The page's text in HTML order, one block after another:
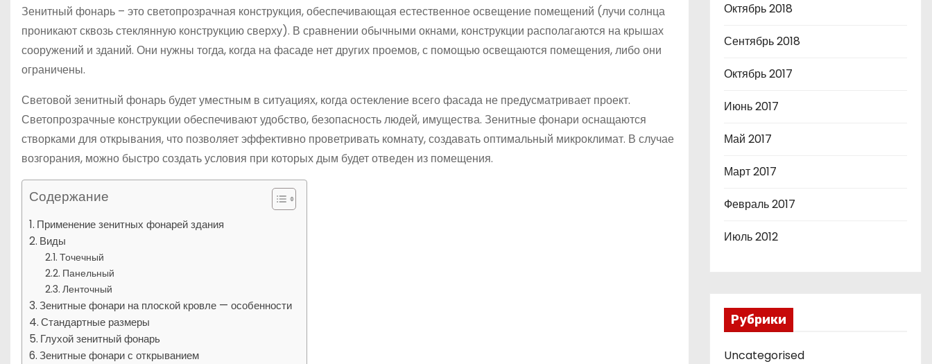
Зенитный фонарь – это светопрозрачная конструкция, обеспечивающая естественное освещение помещений (лучи солнца
проникают сквозь стеклянную конструкцию сверху). В сравнении обычными окнами, конструкции располагаются на крышах
сооружений и зданий. Они нужны тогда, когда на фасаде нет других проемов, с помощью освещаются помещения, либо они
ограничены.
Световой зенитный фонарь будет уместным в ситуациях, когда остекление всего фасада не предусматривает проект.
Светопрозрачные конструкции обеспечивают удобство, безопасность людей, имущества. Зенитные фонари оснащаются
створками для открывания, что позволяет эффективно проветривать комнату, создавать оптимальный микроклимат. В случае
возгорания, можно быстро создать условия при которых дым будет отведен из помещения.
Содержание
Применение зенитных фонарей здания
Виды
Точечный
Панельный
Ленточный
Зенитные фонари на плоской кровле — особенности
Стандартные размеры
Глухой зенитный фонарь
Зенитные фонари с открыванием
Октябрь 2018
Сентябрь 2018
Октябрь 2017
Июнь 2017
Май 2017
Март 2017
Февраль 2017
Июль 2012
Рубрики
Uncategorised